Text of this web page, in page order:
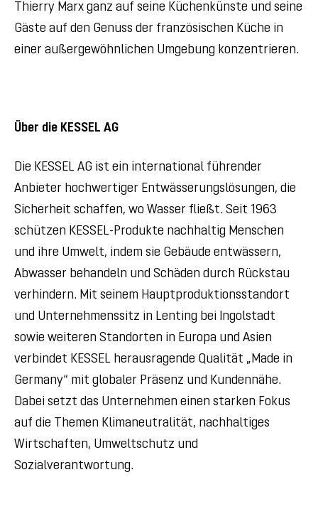
Thierry Marx ganz auf seine Küchenkünste und seine
Gäste auf den Genuss der französischen Küche in
einer außergewöhnlichen Umgebung konzentrieren.
Über die KESSEL AG
Die KESSEL AG ist ein international führender
Anbieter hochwertiger Entwässerungslösungen, die
Sicherheit schaffen, wo Wasser fließt. Seit 1963
schützen KESSEL-Produkte nachhaltig Menschen
und ihre Umwelt, indem sie Gebäude entwässern,
Abwasser behandeln und Schäden durch Rückstau
verhindern. Mit seinem Hauptproduktionsstandort
und Unternehmenssitz in Lenting bei Ingolstadt
sowie weiteren Standorten in Europa und Asien
verbindet KESSEL herausragende Qualität „Made in
Germany“ mit globaler Präsenz und Kundennähe.
Dabei setzt das Unternehmen einen starken Fokus
auf die Themen Klimaneutralität, nachhaltiges
Wirtschaften, Umweltschutz und
Sozialverantwortung.